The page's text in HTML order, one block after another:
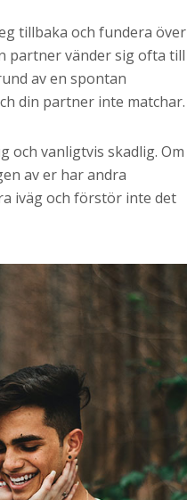
tillbaka och fundera över
partner vänder sig ofta till
av en spontan
din partner inte matchar.
vanligtvis skadlig. Om
av er har andra
iväg och förstör inte det